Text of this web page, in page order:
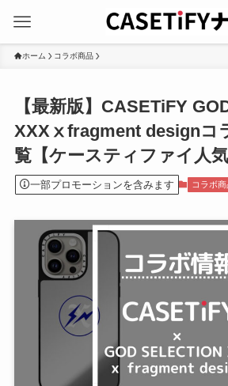
ホーム コラボ商品
【最新版】CASETiFY
XXXⅹfragment designコ
覧【ケースティファイ人気
一部プロモーションを含みます コラボ